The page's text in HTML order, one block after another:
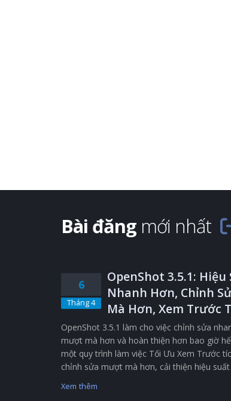
Bài đăng mới nhất
6
Tháng 4
OpenShot 3.5.1: Hiệu
Nhanh Hơn, Chỉnh
Mà Hơn, Xem Trước
OpenShot 3.5.1 làm cho việc chỉnh sửa
mượt mà hơn và hoàn thiện hơn bao giờ
một quy trình làm việc Tối Ưu Xem Trước
chỉnh sửa mượt mà hơn, cải thiện hiệu suất
Xem thêm